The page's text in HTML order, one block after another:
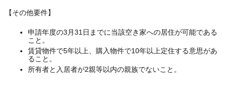
【その他要件】
申請年度の3月31日までに当該空き家への居住が可能である
こと。
賃貸物件で5年以上、購入物件で10年以上定住する意思があ
ること。
所有者と入居者が2親等以内の親族でないこと。